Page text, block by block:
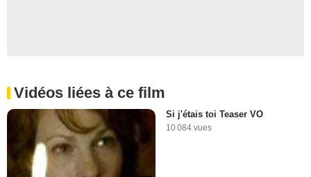
Vidéos liées à ce film
Si j'étais toi Teaser VO
10 084 vues